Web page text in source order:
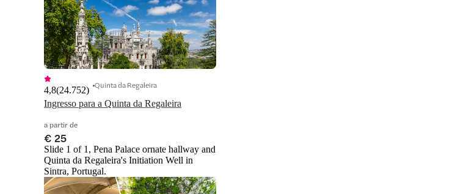
Ingresso para a Quinta da Regaleira
4,8(24.752) Quinta da Regaleira
a partir de
€ 25
Slide 1 of 1, Pena Palace ornate hallway and
Quinta da Regaleira's Initiation Well in
Sintra, Portugal.